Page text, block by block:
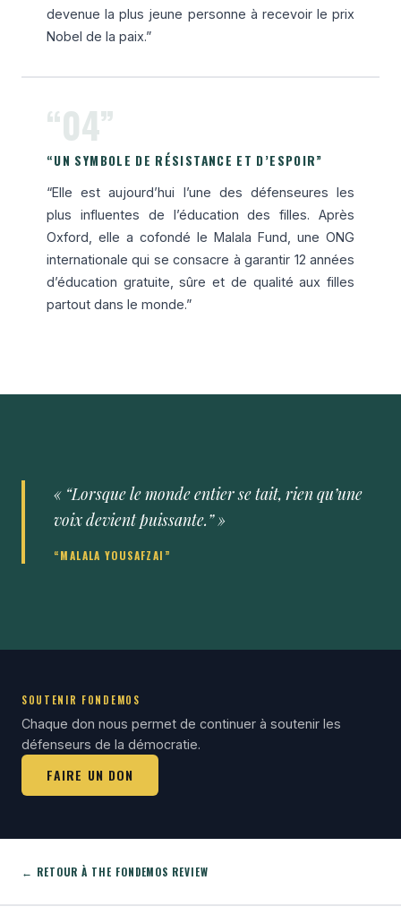
devenue la plus jeune personne à recevoir le prix
Nobel de la paix.”
“04”
“UN SYMBOLE DE RÉSISTANCE ET D’ESPOIR”
“Elle est aujourd’hui l’une des défenseures les
plus influentes de l’éducation des filles. Après
Oxford, elle a cofondé le Malala Fund, une ONG
internationale qui se consacre à garantir 12 années
d’éducation gratuite, sûre et de qualité aux filles
partout dans le monde.”
« “Lorsque le monde entier se tait, rien qu’une
voix devient puissante.” »
“MALALA YOUSAFZAI”
SOUTENIR FONDEMOS
Chaque don nous permet de continuer à soutenir les
défenseurs de la démocratie.
FAIRE UN DON
← RETOUR À THE FONDEMOS REVIEW